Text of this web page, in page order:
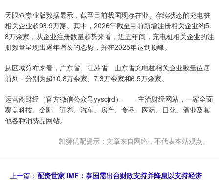
天眼查专业版数据显示，截至目前我国现存在业、存续状态的充电桩
相关企业超93.9万家。其中，2026年截至目前新增注册相关企业约5.
8万余家，从企业注册数量趋势来看，近五年间，充电桩相关企业的注
册数量呈现出逐年增长的态势，并在2025年达到顶峰。
从区域分布来看，广东省、江苏省、山东省充电桩相关企业数量位居
前列，分别为超10.8万余家、7.3万余家和6.5万余家。
运营商财经（官方微信公众号yyscjrd）—— 主流财经网站，一家全面
覆盖科技、金融、证券、汽车、房产、食品、医药、日化、酒业及其
他各种消费品网站。
凯狮优配提示：文章来自网络，不代表本站观点。
上一篇： 配资世家 IMF：泰国需出台财政支持并降息以支持经济